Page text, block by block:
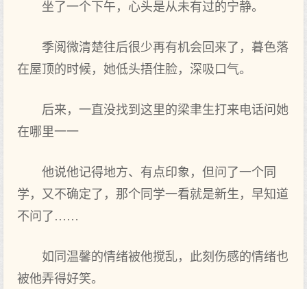
坐了一个下午，心头是从未有过的宁静。
季阅微清楚往后很少再有机会回来了，暮色落
在屋顶的时候，她低头捂住脸，深吸口气。
后来，一直没找到这里的梁聿生打来电话问她
在哪里一一
他说他记得地方、有点印象，但问了一个同
学，又不确定了，那个同学一看就是新生，早知道
不问了……
如同温馨的情绪被他搅乱，此刻伤感的情绪也
被他弄得好笑。